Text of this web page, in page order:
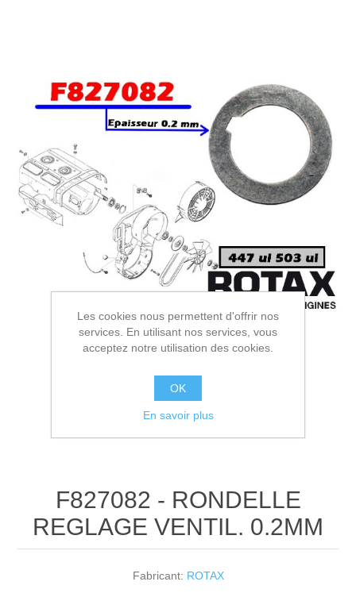
F827082 - RONDELLE
REGLAGE VENTIL. 0.2MM
Fabricant: ROTAX
Les cookies nous permettent d'offrir nos
services. En utilisant nos services, vous
acceptez notre utilisation des cookies.
OK
En savoir plus